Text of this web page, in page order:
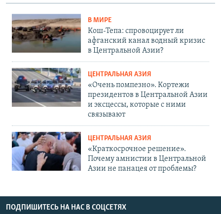
В МИРЕ
Кош-Тепа: спровоцирует ли
афганский канал водный кризис
в Центральной Азии?
ЦЕНТРАЛЬНАЯ АЗИЯ
«Очень помпезно». Кортежи
президентов в Центральной Азии
и эксцессы, которые с ними
связывают
ЦЕНТРАЛЬНАЯ АЗИЯ
«Краткосрочное решение».
Почему амнистии в Центральной
Азии не панацея от проблемы?
ПОДПИШИТЕСЬ НА НАС В СОЦСЕТЯХ